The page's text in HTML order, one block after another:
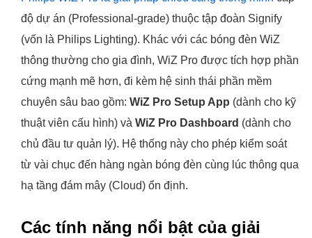
độ dự án (Professional-grade) thuộc tập đoàn Signify
(vốn là Philips Lighting). Khác với các bóng đèn WiZ
thông thường cho gia đình, WiZ Pro được tích hợp phần
cứng mạnh mẽ hơn, đi kèm hệ sinh thái phần mềm
chuyên sâu bao gồm: WiZ Pro Setup App (dành cho kỹ
thuật viên cấu hình) và WiZ Pro Dashboard (dành cho
chủ đầu tư quản lý). Hệ thống này cho phép kiểm soát
từ vài chục đến hàng ngàn bóng đèn cùng lúc thông qua
hạ tầng đám mây (Cloud) ổn định.
Các tính năng nổi bật của giải